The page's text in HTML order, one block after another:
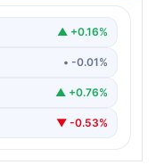
bölgedeki
▲ +0.16%
• -0.01%
▲ +0.76%
▼ -0.53%